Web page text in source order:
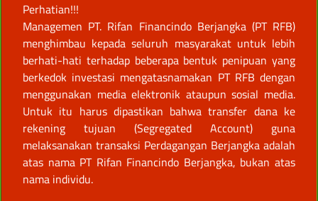
Perhatian!!!
Managemen PT. Rifan Financindo Berjangka (PT RFB)
menghimbau kepada seluruh masyarakat untuk lebih
berhati-hati terhadap beberapa bentuk penipuan yang
berkedok investasi mengatasnamakan PT RFB dengan
menggunakan media elektronik ataupun sosial media.
Untuk itu harus dipastikan bahwa transfer dana ke
rekening tujuan (Segregated Account) guna
melaksanakan transaksi Perdagangan Berjangka adalah
atas nama PT Rifan Financindo Berjangka, bukan atas
nama individu.